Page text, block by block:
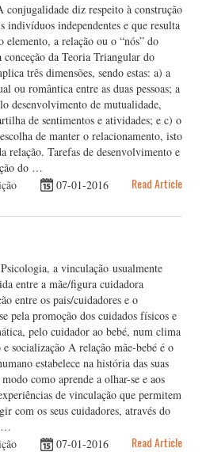
conjugalidade diz respeito à construção
indivíduos independentes e que resulta
elemento, a relação ou o “nós” do
conceção da Teoria Triangular do
três dimensões, sendo estas: a) a
ou romântica entre as duas pessoas; a
desenvolvimento de mutualidade,
de sentimentos e atividades; e c) o
de manter o relacionamento, isto
relação. Tarefas de desenvolvimento e
do …
07-01-2016 Read Article
a vinculação usualmente
entre a mãe/figura cuidadora
entre os pais/cuidadores e o
pela promoção dos cuidados físicos e
pelo cuidador ao bebé, num clima
socialização A relação mãe-bebé é o
estabelece na história das suas
como aprende a olhar-se e aos
de vinculação que permitem
com os seus cuidadores, através do
…
07-01-2016 Read Article